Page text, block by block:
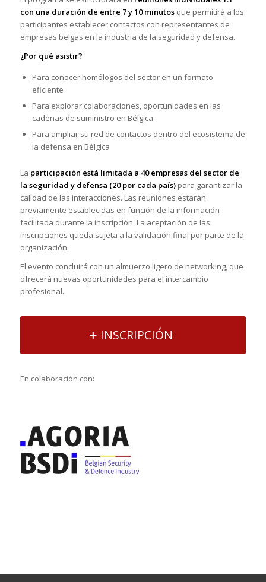
con una duración de entre 7 y 10 minutosque permitirá a los
participantes establecer contactos con representantes de
empresas belgas en la industria de la seguridad y defensa.
¿Por qué asistir?
Para conocer homólogos del sector en un formato
eficiente
Para explorar colaboraciones, oportunidades en las
cadenas de suministro en Bélgica
Para ampliar su red de contactos dentro del ecosistema de
la defensa en Bélgica
La participación está limitada a 40 empresas del sector de
la seguridad y defensa (20 por cada país)para garantizar la
calidad de las interacciones. Las reuniones estarán
previamente establecidas en función de la información
facilitada durante la inscripción. La aceptación de las
inscripciones queda sujeta a la validación final por parte de la
organización.
El evento concluirá con un almuerzo ligero de networking, que
ofrecerá nuevas oportunidades para el intercambio
profesional.
INSCRIPCIÓN
En colaboración con: